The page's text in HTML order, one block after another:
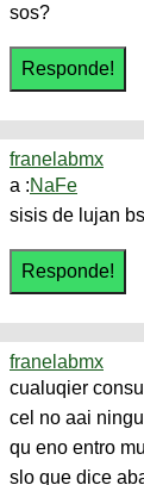
sos?
franelabmx
a :NaFe
sisis de lujan
franelabmx
cualuqier
cel no aai
qu eno entro
slo que dice